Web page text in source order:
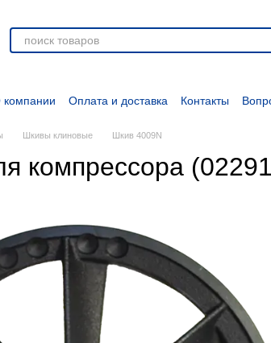
Оплата и доставка Контакты
материалы
Блог Политика
Шкивы клиновые Шкив 4009N
компрессора